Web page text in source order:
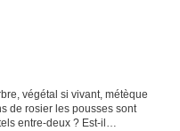
végétal si vivant, métèque
de rosier les pousses sont
entre-deux ? Est-il